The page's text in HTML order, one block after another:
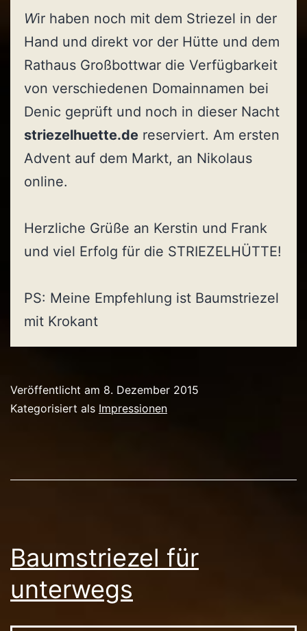
Wir haben noch mit dem Striezel in der
Hand und direkt vor der Hütte und dem
Rathaus Großbottwar die Verfügbarkeit
von verschiedenen Domainnamen bei
Denic geprüft und noch in dieser Nacht
striezelhuette.de reserviert. Am ersten
Advent auf dem Markt, an Nikolaus
online.
Herzliche Grüße an Kerstin und Frank
und viel Erfolg für die STRIEZELHÜTTE!
PS: Meine Empfehlung ist Baumstriezel
mit Krokant
Veröffentlicht am 8. Dezember 2015
Kategorisiert als Impressionen
Baumstriezel für
unterwegs